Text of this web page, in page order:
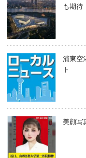
も期待
浦東空
ト
美顔写